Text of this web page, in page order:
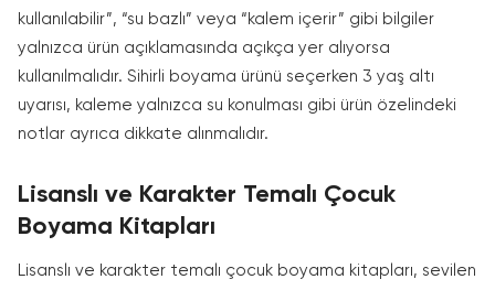
kullanılabilir”, “su bazlı” veya “kalem içerir” gibi bilgiler
yalnızca ürün açıklamasında açıkça yer alıyorsa
kullanılmalıdır. Sihirli boyama ürünü seçerken 3 yaş altı
uyarısı, kaleme yalnızca su konulması gibi ürün özelindeki
notlar ayrıca dikkate alınmalıdır.
Lisanslı ve Karakter Temalı Çocuk
Boyama Kitapları
Lisanslı ve karakter temalı çocuk boyama kitapları, sevilen